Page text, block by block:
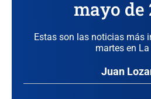
mayo de
Estas son las noticias más
martes en La
Juan